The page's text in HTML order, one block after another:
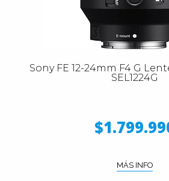
Sony FE 12-24mm F4 G
SEL1224G
MÁS INFO